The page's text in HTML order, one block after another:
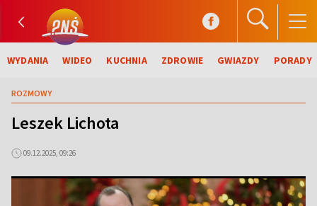
WYDANIA WIDEO KUCHNIA ZDROWIE GWIAZDY PORADY
ROZMOWY
Leszek Lichota
09.12.2025, 09:26